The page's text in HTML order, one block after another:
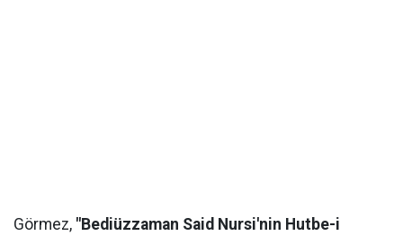
Görmez, "Bediüzzaman Said Nursi'nin Hutbe-i